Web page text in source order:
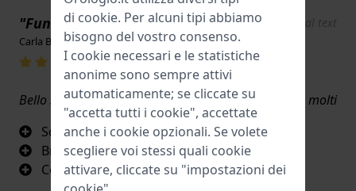
"Funziona molto bene 5 stelle" Show original text
Carla Baptista · 17 giugno 2022
Bello schermo .il blu sembra grande, a differenza di molti
Schermo
Bracciale
Colore
di cookie. Per alcuni tipi abbiamo
bisogno del vostro consenso.
I cookie necessari e le statistiche
anonime sono sempre attivi
automaticamente; se cliccate su
"accetta tutti i cookie", accettate
anche i cookie opzionali. Se volete
scegliere voi stessi quali cookie
attivare, cliccate su "impostazioni dei